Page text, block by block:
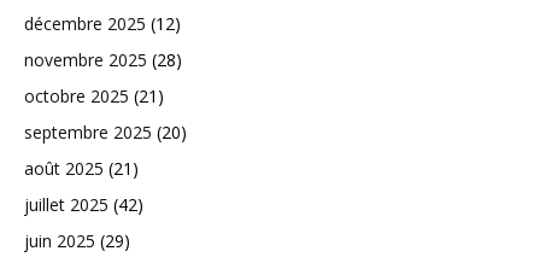
décembre 2025 (12)
novembre 2025 (28)
octobre 2025 (21)
septembre 2025 (20)
août 2025 (21)
juillet 2025 (42)
juin 2025 (29)